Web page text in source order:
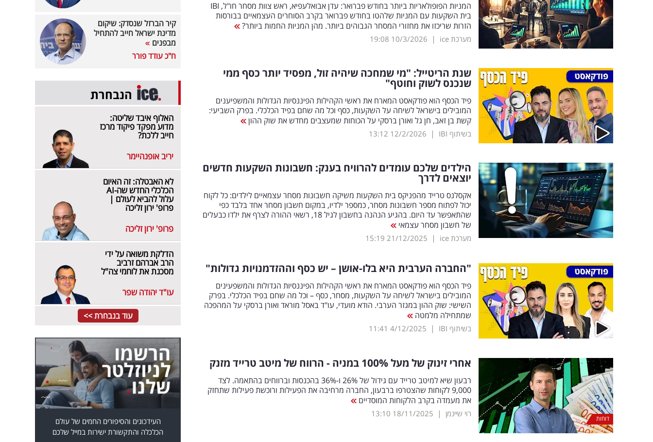
המניות הפופולאריות ביותר בחודש פברואר: עדן אבואלעפיא, ראש צוות מסחר חו"ל, IBI
בית השקעות עם המניות שלהטו בחודש פברואר בקרב הסוחרים העצמאיים בבורסות
הזרות שריכזו את מחזורי המסחר הגבוהים ביותר. מהן המניות החמות ביותר?
מערכת ice |
10/3/2026
19:08
שנת הריטייל: "מי שמחכה שיהיה זול, מפסיד יותר כסף ממי
שנכנס לשוק וחוטף"
פיד הכסף הוא פודקאסט המארח את ראשי הקהילות הפיננסיות הגדולות והמשפיענים
המובילים בישראל לשיחה על השקעות, כסף וכל מה שחם בפיד הכלכלי. בפרק השביעי:
קשת בן זאב, חן גל ואורן ברסקי על הכוחות שמעצבים מחדש את שוק ההון
בשיתוף IBI |
12/2/2026
13:12
הילדים שלכם עומדים להרוויח בענק: חשבונות השקעות חדשים
יוצאים לדרך
אקסלנס טרייד מהפניקס בית השקעות משיקה חשבונות מסחר עצמאיים לילדים: כל לקוח
יכול לפתוח מספר חשבונות מסחר, כמספר ילדיו, במקום חשבון מסחר אחד בלבד כפי
שהתאפשר עד היום. בהגיע הנהנה בחשבון לגיל 18, רשאי ההורה לצרף את ילדו כבעלים
של חשבון מסחר עצמאי
מערכת ice |
21/12/2025
15:19
"החברה הערבית היא בלו-אושן – יש כסף וההזדמנויות גדולות"
פיד הכסף הוא פודקאסט המארח את ראשי הקהילות הפיננסיות הגדולות והמשפעינים
המובילים בישראל לשיחה על השקעות, מסחר, כסף – וכל מה שחם בפיד הכלכלי. בפרק
השישי: שוק ההון במגזר הערבי. הודא מועדי, עו"ד באסל מוראד ואורן ברסקי על המהפכה
שמתחילה מלמטה
בשיתוף IBI |
4/12/2025
11:41
דוחות
אחרי זינוק של מעל 100% במניה - הרווח של מיטב טרייד מזנק
רבעון שיא למיטב טרייד עם גידול של 26% ו-36% בהכנסות וברווחים בהתאמה. לצד
9,000 לקוחות שהצטרפו ברבעון, החברה מרחיבה את הפעילות ורוכשת פעילות שתחזק
את מעמדה בקרב הלקוחות המוסדיים
רוי שיינמן |
18/11/2025
13:10
קיר הברזל שנסדק: שיקום
מדינת ישראל חייב להתחיל
מבפנים
ח"כ עודד פורר
הנבחרת
האלוף איבד שליטה:
מדוע מפקד פיקוד מרכז
חייב ללכת?
יריב אופנהיימר
לא האבטלה: זה האיום
הכלכלי החדש שה-AI
עלול להביא לעולם |
פרופ' ירון זליכה
פרופ' ירון זליכה
הדלקת משואה על ידי
הרב אברהם זרביב
מסכנת את לוחמי צה"ל
עו"ד יהודה שפר
עוד בנבחרת >>
העידכונים והסיפורים החמים של עולם
הכלכלה והתקשורת ישירות במייל שלכם